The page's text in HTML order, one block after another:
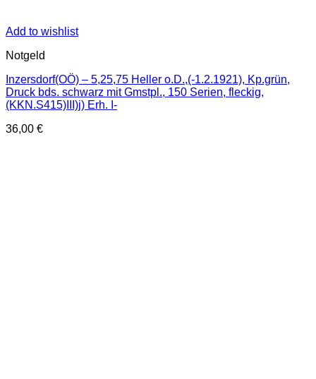
Add to wishlist
Notgeld
Inzersdorf(OÖ) – 5,25,75 Heller o.D.,(-1.2.1921), Kp.grün,
Druck bds. schwarz mit Gmstpl., 150 Serien, fleckig,
(KKN.S415)III)j) Erh. I-
36,00 €